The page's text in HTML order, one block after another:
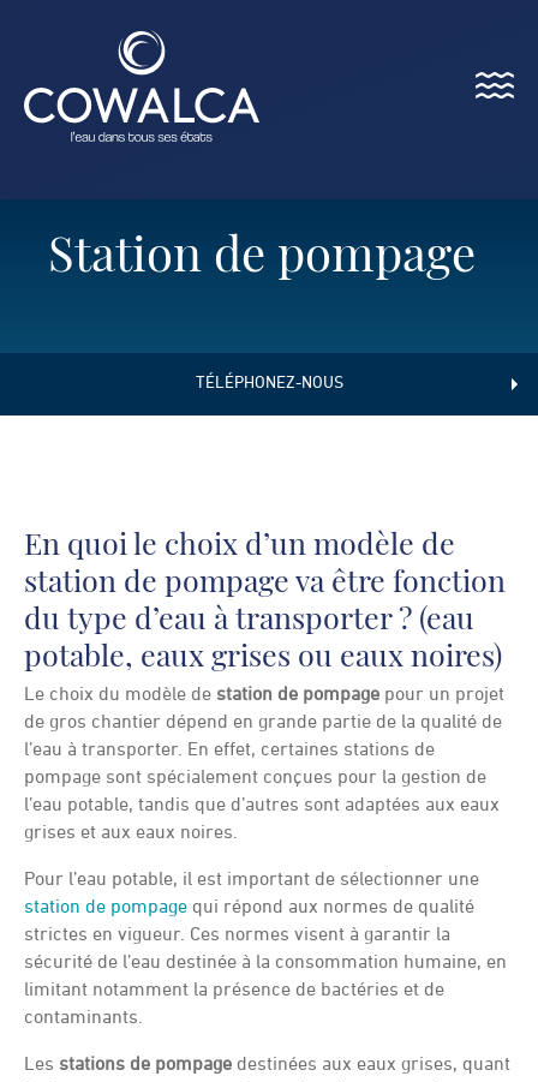
Menu
Station de pompage
TÉLÉPHONEZ-NOUS
En quoi le choix d’un modèle de
station de pompage va être fonction
du type d’eau à transporter ? (eau
potable, eaux grises ou eaux noires)
Le choix du modèle de station de pompage pour un projet
de gros chantier dépend en grande partie de la qualité de
l’eau à transporter. En effet, certaines stations de
pompage sont spécialement conçues pour la gestion de
l’eau potable, tandis que d’autres sont adaptées aux eaux
grises et aux eaux noires.
Pour l’eau potable, il est important de sélectionner une
station de pompage qui répond aux normes de qualité
strictes en vigueur. Ces normes visent à garantir la
sécurité de l’eau destinée à la consommation humaine, en
limitant notamment la présence de bactéries et de
contaminants.
Les stations de pompage destinées aux eaux grises, quant